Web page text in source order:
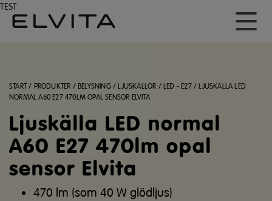
TEST
START / PRODUKTER /BELYSNING/LJUSKÄLLOR /LED - E27/LJUSKÄLLA LED
NORMAL A60 E27 470LM OPAL SENSOR ELVITA
Ljuskälla LED normal
A60 E27 470lm opal
sensor Elvita
470 lm (som 40 W glödljus)